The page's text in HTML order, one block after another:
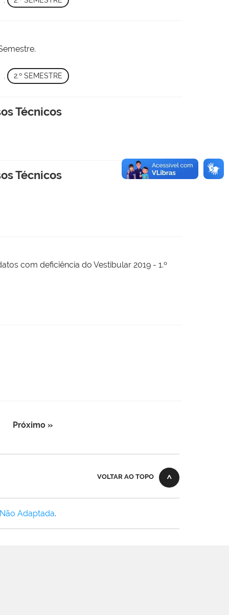
, 2.º SEMESTRE
Técnicos
Técnicos
com deficiência do Vestibular 2019 - 1.º
Próximo »
VOLTAR AO TOPO
Adaptada.